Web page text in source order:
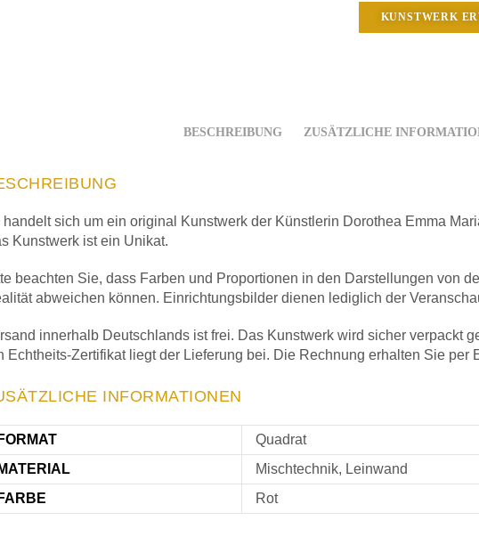
KUNSTWERK
BESCHREIBUNG ZUSÄTZLICHE
handelt sich um ein original Kunstwerk der Künstlerin Dorothea Emma
Kunstwerk ist ein Unikat.
beachten Sie, dass Farben und Proportionen in den Darstellungen von
abweichen können. Einrichtungsbilder dienen lediglich der
innerhalb Deutschlands ist frei. Das Kunstwerk wird sicher verpackt
Echtheits-Zertifikat liegt der Lieferung bei. Die Rechnung erhalten Sie per
INFORMATIONEN
FORMAT
Quadrat
MATERIAL
Mischtechnik, Leinwand
FARBE
Rot